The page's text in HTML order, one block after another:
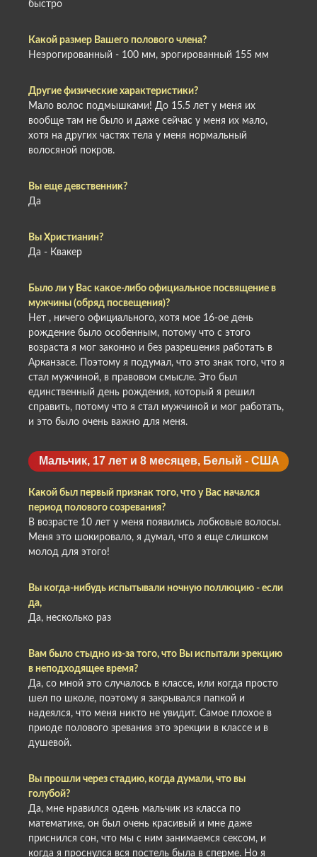
быстро
Какой размер Вашего полового члена?
Неэрогированный - 100 мм, эрогированный 155 мм
Другие физические характеристики?
Мало волос подмышками! До 15.5 лет у меня их
вообще там не было и даже сейчас у меня их мало,
хотя на других частях тела у меня нормальный
волосяной покров.
Вы еще девственник?
Да
Вы Христианин?
Да - Квакер
Было ли у Вас какое-либо официальное посвящение в
мужчины (обряд посвещения)?
Нет , ничего официального, хотя мое 16-ое день
рождение было особенным, потому что с этого
возраста я мог законно и без разрешения работать в
Арканзасе. Поэтому я подумал, что это знак того, что я
стал мужчиной, в правовом смысле. Это был
единственный день рождения, который я решил
справить, потому что я стал мужчиной и мог работать,
и это было очень важно для меня.
Мальчик, 17 лет и 8 месяцев, Белый - США
Какой был первый признак того, что у Вас начался
период полового созревания?
В возрасте 10 лет у меня появились лобковые волосы.
Меня это шокировало, я думал, что я еще слишком
молод для этого!
Вы когда-нибудь испытывали ночную поллюцию - если
да,
Да, несколько раз
Вам было стыдно из-за того, что Вы испытали эрекцию
в неподходящее время?
Да, со мной это случалось в классе, или когда просто
шел по школе, поэтому я закрывался папкой и
надеялся, что меня никто не увидит. Самое плохое в
приоде полового зревания это эрекции в классе и в
душевой.
Вы прошли через стадию, когда думали, что вы
голубой?
Да, мне нравился одень мальчик из класса по
математике, он был очень красивый и мне даже
приснился сон, что мы с ним занимаемся сексом, и
когда я проснулся вся постель была в сперме. Но я